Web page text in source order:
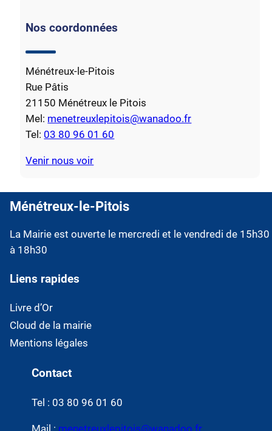
Nos coordonnées
Ménétreux-le-Pitois
Rue Pâtis
21150 Ménétreux le Pitois
Mel: menetreuxlepitois@wanadoo.fr
Tel: 03 80 96 01 60
Venir nous voir
Ménétreux-le-Pitois
La Mairie est ouverte le mercredi et le vendredi de 15h30
à 18h30
Liens rapides
Livre d’Or
Cloud de la mairie
Mentions légales
Contact
Tel : 03 80 96 01 60
Mail : menetreuxlepitois@wanadoo.fr